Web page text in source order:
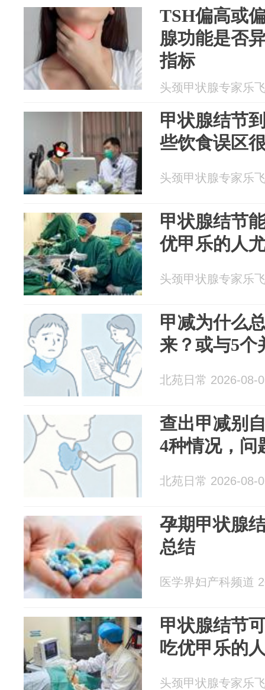
TSH偏高或
腺功能是否
指标
头颈甲状腺专家乐
甲状腺结节
些饮食误区
头颈甲状腺专家乐
甲状腺结节
优甲乐的人
头颈甲状腺专家乐
甲减为什么
来？或与5个
北苑日常 2026-08-
查出甲减别
4种情况，问
北苑日常 2026-08-
孕期甲状腺
总结
医学界妇产科频道
甲状腺结节
吃优甲乐的
头颈甲状腺专家乐